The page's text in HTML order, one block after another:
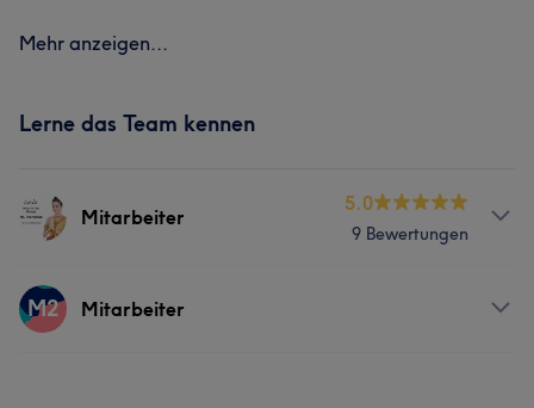
Mehr anzeigen...
Lerne das Team kennen
Mitarbeiter
5.0
9 Bewertungen
Services
M2 Mitarbeiter